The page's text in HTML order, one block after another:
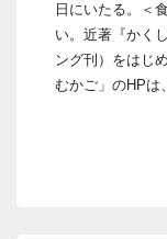
日にいたる。＜
い。近著『かく
ング刊）をはじ
むかご」のHPは